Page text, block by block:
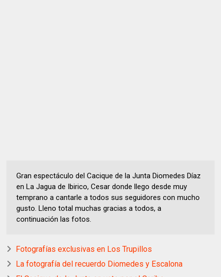
Gran espectáculo del Cacique de la Junta Diomedes Díaz
en La Jagua de Ibirico, Cesar donde llego desde muy
temprano a cantarle a todos sus seguidores con mucho
gusto. Lleno total muchas gracias a todos, a
continuación las fotos.
Fotografías exclusivas en Los Trupillos
La fotografía del recuerdo Diomedes y Escalona